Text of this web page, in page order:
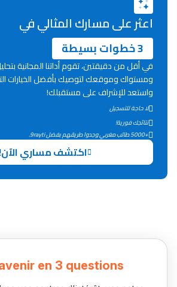
دليل المهن
ما يزيد عن 149 مهنة
دليل التوجيه
التوجيه بالثانوي و الإعدادي
باش تقدر تساعد الناس
اعثر على مسارك المثالي في
3 خطوات بسيطة
في أقل من دقيقتين، تقوم أداتنا المجانية
ومستواك وموقعك لتوصيك بأفضل الخيارات
واستعد للإشراف على مستقبلك!
لا حاجة للتسجيل
نتائجك فورية!
+5000 طالب مغربي وجدوا طريقهم بفضل 9rayti.
اكتشف مساري الآن!
en 3 questions